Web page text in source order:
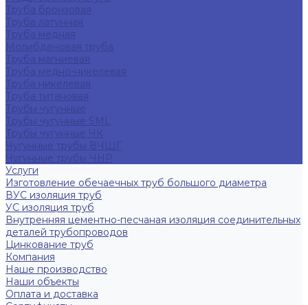
Труба бронзовая
Труба латунная
Труба медная
Молибденовая труба
Труба магниевая
Труба медно-никелевая
Труба никелевая
Труба титановая
Трубы чугунные
Трубы чугунные SML
Трубы чугунные ЧК
Чугунные трубы ВЧШГ
Чугунные трубы ЧНР
Услуги
Изготовление обечаечных труб большого диаметра
ВУС изоляция труб
УС изоляция труб
Внутренняя цементно-песчаная изоляция соединительных
деталей трубопроводов
Цинкование труб
Компания
Наше производство
Наши объекты
Оплата и доставка